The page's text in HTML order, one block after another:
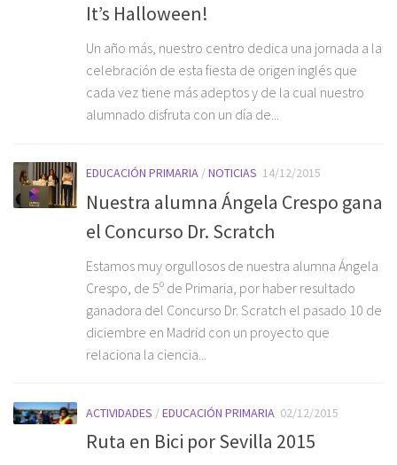
It’s Halloween!
Un año más, nuestro centro dedica una jornada a la
celebración de esta fiesta de origen inglés que
cada vez tiene más adeptos y de la cual nuestro
alumnado disfruta con un día de...
EDUCACIÓN PRIMARIA /NOTICIAS 14/12/2015
Nuestra alumna Ángela Crespo gana
el Concurso Dr. Scratch
Estamos muy orgullosos de nuestra alumna Ángela
Crespo, de 5º de Primaria, por haber resultado
ganadora del Concurso Dr. Scratch el pasado 10 de
diciembre en Madrid con un proyecto que
relaciona la ciencia...
ACTIVIDADES /EDUCACIÓN PRIMARIA 02/12/2015
Ruta en Bici por Sevilla 2015